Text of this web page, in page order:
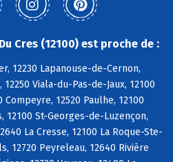
Cres (12100) est proche de :
12230 Lapanouse-de-Cernon,
Viala-du-Pas-de-Jaux, 12100
Compeyre, 12520 Paulhe, 12100
12100 St-Georges-de-Luzençon,
La Cresse, 12100 La Roque-Ste-
12720 Peyreleau, 12640 Rivière